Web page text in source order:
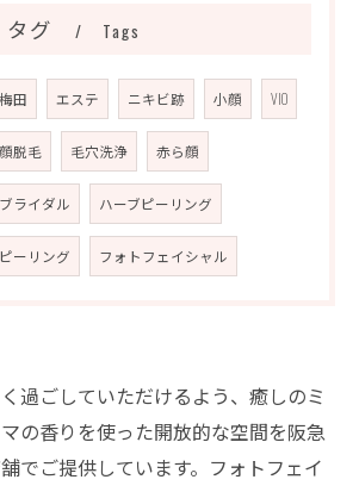
タグ Tags
梅田 エステ ニキビ跡 小顔 VIO
顔脱毛 毛穴洗浄 赤ら顔
ブライダル ハーブピーリング
ピーリング フォトフェイシャル
過ごしていただけるよう、癒しのミ
の香りを使った開放的な空間を阪急
でご提供しています。フォトフェイ